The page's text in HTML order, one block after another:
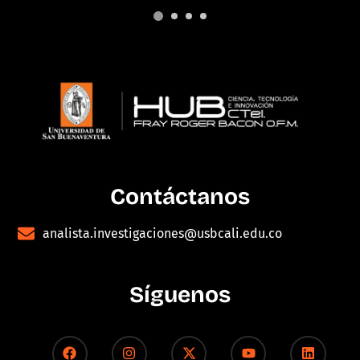
Contáctanos
analista.investigaciones@usbcali.edu.co
Síguenos